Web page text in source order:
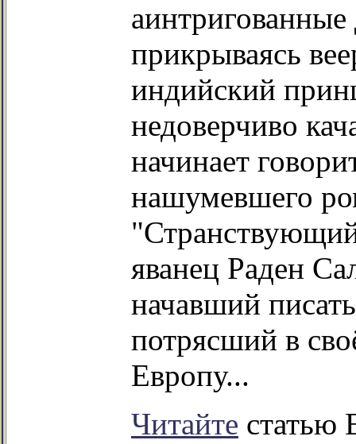
прикрываясь
индийский
недоверчиво
начинает
нашумевшего
яванец Раден
начавший
потрясший в
Европу...
Читайте статью